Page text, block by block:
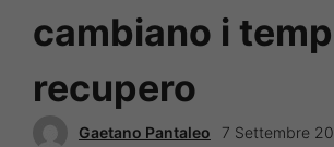
cambiano i
recupero
Gaetano Pantaleo 7 Settembre